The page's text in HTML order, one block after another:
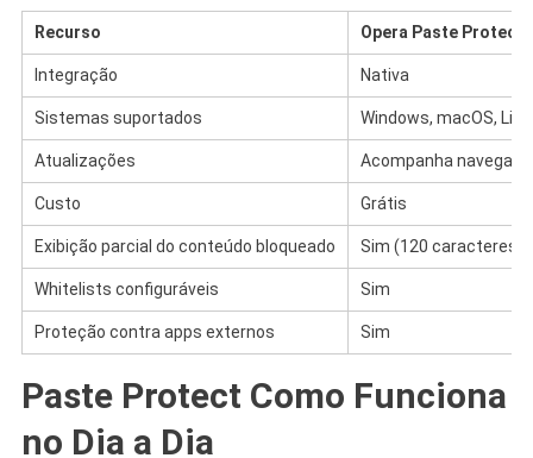
Recurso Opera Paste Protect
Integração Nativa
Sistemas suportados Windows, macOS,
Atualizações Acompanha
Custo Grátis
Exibição parcial do conteúdo bloqueado Sim (120 caracteres)
Whitelists configuráveis Sim
Proteção contra apps externos Sim
Paste Protect Como Funciona
no Dia a Dia